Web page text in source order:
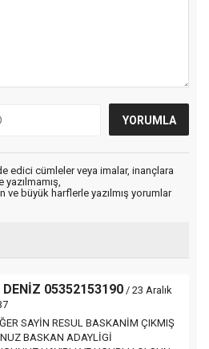
edici cümleler veya imalar, inançlara
yazılmamış,
ve büyük harflerle yazılmış yorumlar
DENİZ 05352153190 / 23 Aralık
SAYİN RESUL BASKANİM ÇIKMIŞ
BASKAN ADAYLİGİ